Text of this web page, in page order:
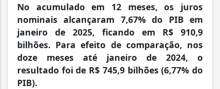
No acumulado em 12 meses, os juros
nominais alcançaram 7,67% do PIB em
janeiro de 2025, ficando em R$ 910,9
bilhões. Para efeito de comparação, nos
doze meses até janeiro de 2024, o
resultado foi de R$ 745,9 bilhões (6,77% do
PIB).